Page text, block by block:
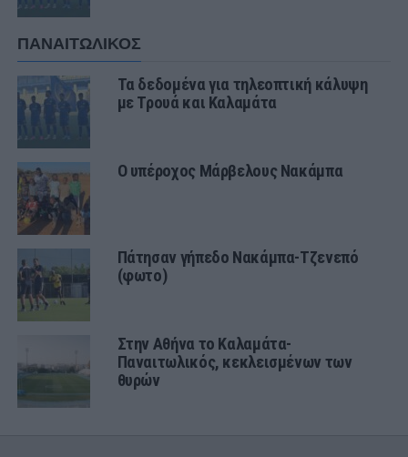
ΠΑΝΑΙΤΩΛΙΚΟΣ
Τα δεδομένα για τηλεοπτική κάλυψη
με Τρουά και Καλαμάτα
Ο υπέροχος Μάρβελους Νακάμπα
Πάτησαν γήπεδο Νακάμπα-Τζενεπό
(φωτο)
Στην Αθήνα το Καλαμάτα-
Παναιτωλικός, κεκλεισμένων των
θυρών